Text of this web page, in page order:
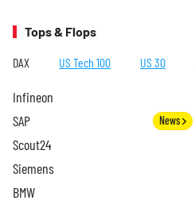
Tops & Flops
DAX US Tech 100 US 30
Infineon
SAP News
Scout24
Siemens
BMW